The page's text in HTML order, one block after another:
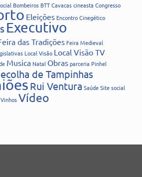
Bombeiros BTTCavacascineasta Congresso
Eleições Encontro Cinegético
Executivo
das Tradições Feira Medieval
Local Visão Local Visão TV
Musica Natal Obrasparceria Pinhel
de Tampinhas
Rui Ventura SaúdeSitesocial
VinhosVídeo